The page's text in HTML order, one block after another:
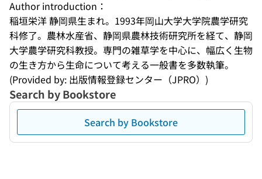
Author introduction：
稲垣栄洋 静岡県生まれ。1993年岡山大学大学院農学研究
科修了。農林水産省、静岡県農林技術研究所を経て、静岡
大学農学研究科教授。専門の雑草学を中心に、幅広く生物
の生き方から生命について考える一般書を多数執筆。
(Provided by: 出版情報登録センター（JPRO）)
Search by Bookstore
Search by Bookstore